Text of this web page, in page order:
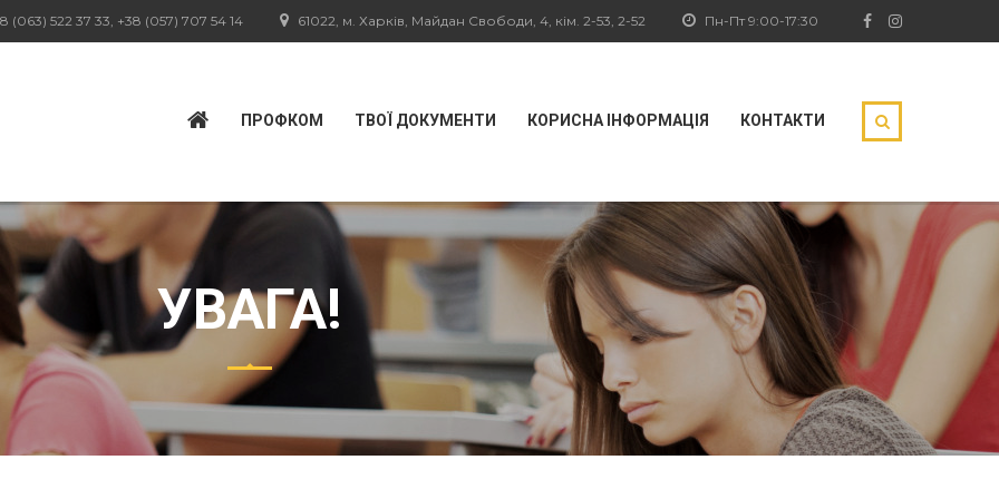
Пн-Пт 9:00-17:30
61022, м. Харків, Майдан Свободи, 4, кім. 2-53, 2-52
(063) 522 37 33, +38 (057) 707 54 14
ПРОФКОМ ТВОЇ ДОКУМЕНТИ КОРИСНА ІНФОРМАЦІЯ КОНТАКТИ
УВАГА!